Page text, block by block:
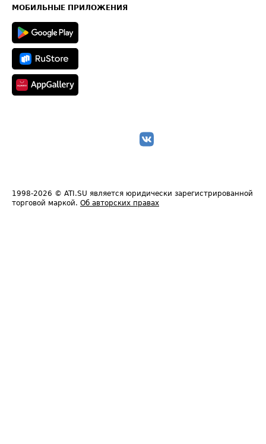
Техническая информация
МОБИЛЬНЫЕ ПРИЛОЖЕНИЯ
1998-2026 © ATI.SU является юридически зарегистрированной
торговой маркой. Об авторских правах